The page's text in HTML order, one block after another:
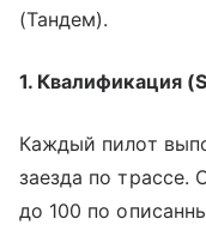
(Тандем).
1. Квалификация
Каждый пилот
заезда по трассе.
до 100 по